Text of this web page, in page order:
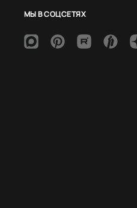
МЫ В СОЦСЕТЯХ